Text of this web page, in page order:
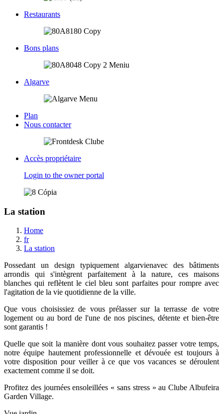
Restaurants
Bons plans
Algarve
Plan
Nous contacter
Accès propriétaire
Login to the owner portal
La station
Home
fr
La station
Possedant un design typiquement algarvienavec des bâtiments
arrondis qui s'intègrent parfaitement à la nature, ces maisons
blanches qui reflètent le ciel bleu sont parfaites pour rompre avec
l'agitation de la vie quotidienne de la ville.
Que vous choisissiez de vous prélasser sur la terrasse de votre
logement ou au bord de l'une de nos piscines, détente et bien-être
sont garantis !
Quelle que soit la manière dont vous souhaitez passer votre temps,
notre équipe hautement professionnelle et dévouée est toujours à
votre disposition pour veiller à ce que vos vacances se déroulent
exactement comme il se doit.
Profitez des journées ensoleillées « sans stress » au Clube Albufeira
Garden Village.